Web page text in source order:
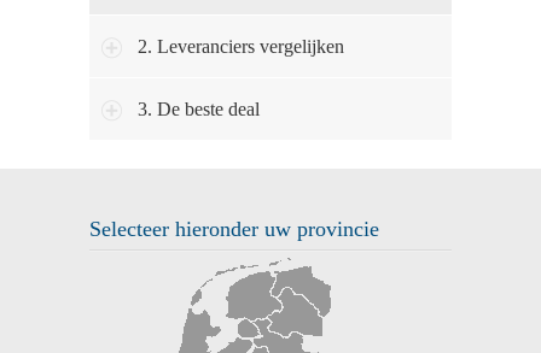
2. Leveranciers vergelijken
3. De beste deal
Selecteer hieronder uw provincie